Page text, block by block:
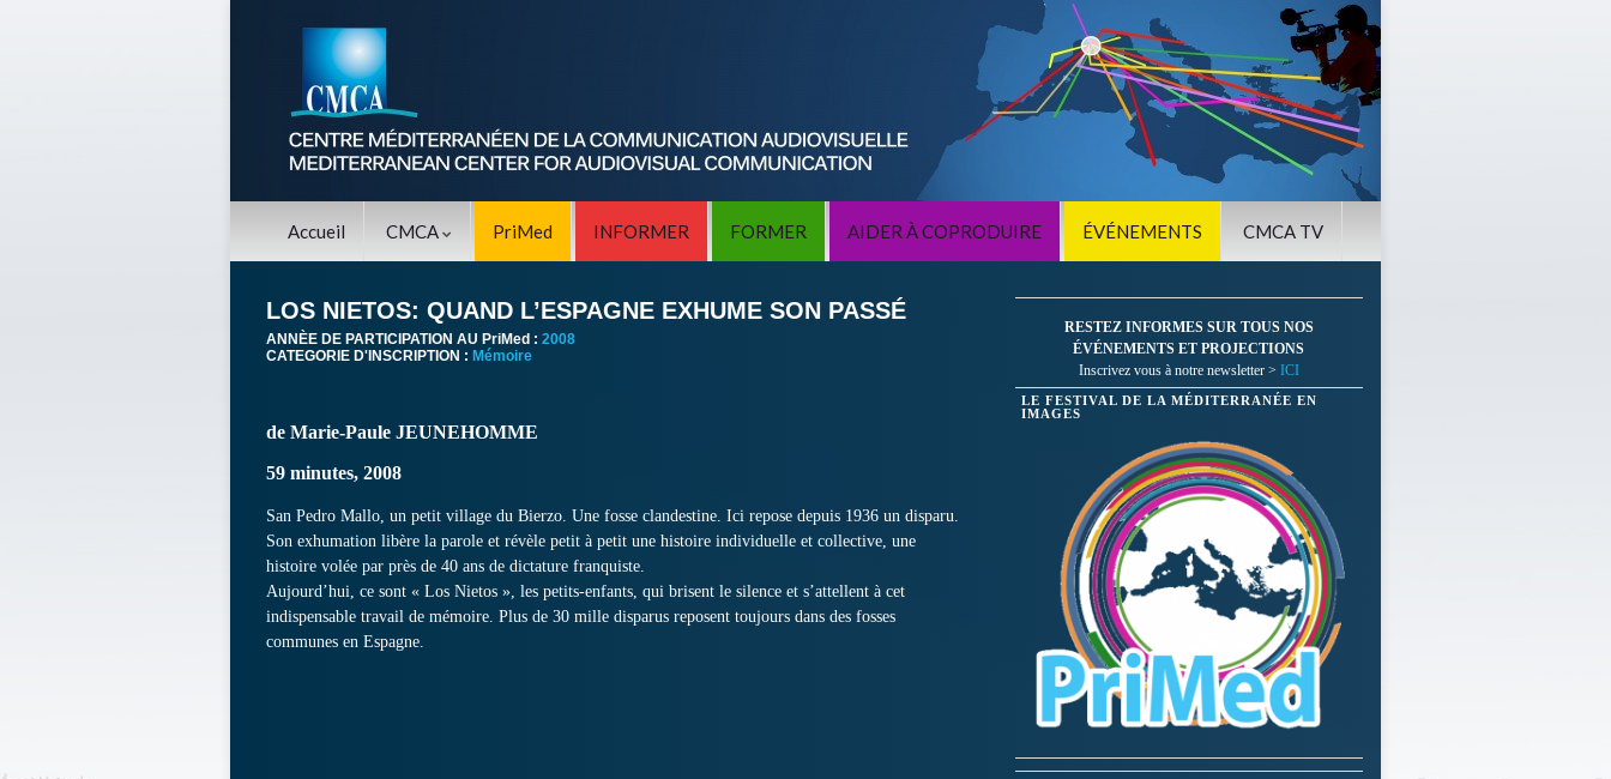
Accueil CMCA PriMed INFORMER FORMER AIDER À COPRODUIRE ÉVÉNEMENTS CMCA TV
LOS NIETOS: QUAND L’ESPAGNE EXHUME SON PASSÉ
ANNÈE DE PARTICIPATION AU PriMed : 2008
CATEGORIE D'INSCRIPTION : Mémoire
de Marie-Paule JEUNEHOMME
59 minutes, 2008
San Pedro Mallo, un petit village du Bierzo. Une fosse clandestine. Ici repose depuis 1936 un disparu.
Son exhumation libère la parole et révèle petit à petit une histoire individuelle et collective, une
histoire volée par près de 40 ans de dictature franquiste.
Aujourd’hui, ce sont « Los Nietos », les petits-enfants, qui brisent le silence et s’attellent à cet
indispensable travail de mémoire. Plus de 30 mille disparus reposent toujours dans des fosses
communes en Espagne.
RESTEZ INFORMES SUR TOUS NOS
ÉVÉNEMENTS ET PROJECTIONS
Inscrivez vous à notre newsletter > ICI
LE FESTIVAL DE LA MÉDITERRANÉE EN
IMAGES